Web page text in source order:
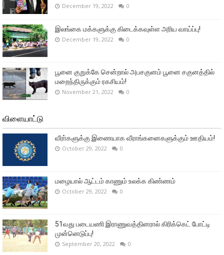
December 19, 2022 0
இலங்கை மக்களுக்கு கிடைக்கவுள்ள அரிய வாய்ப்பு!
December 19, 2022 0
பூனை குறுக்கே சென்றால் அபசகுனம் பூனை சகுனத்தில்
மறைந்திருக்கும் ரகசியம்!
November 21, 2022 0
விளையாட்டு
வீரா்களுக்கு இணையாக வீராங்கனைகளுக்கும் ஊதியம்!
October 29, 2022 0
மழையால் ஆட்டம் காணும் உலக்க கிண்ணம்
October 29, 2022 0
51வது படையணி இராணுவத்தினரால் கிரிக்கெட் போட்டி
முன்னெடுப்பு!
September 20, 2022 0